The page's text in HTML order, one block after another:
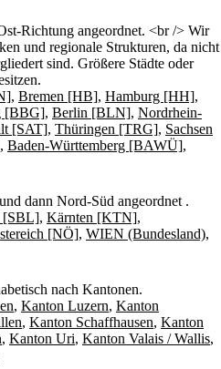
Richtung angeordnet. <br /> Wir
und regionale Strukturen, da nicht
sind. Größere Städte oder
, Bremen [HB], Hamburg [HH],
[BBG], Berlin [BLN], Nordrhein-
[SAT], Thüringen [TRG], Sachsen
, Baden-Württemberg [BAWÜ],
dann Nord-Süd angeordnet .
[SBL], Kärnten [KTN],
[NÖ], WIEN (Bundesland),
nach Kantonen.
, Kanton Luzern, Kanton
, Kanton Schaffhausen, Kanton
, Kanton Uri, Kanton Valais / Wallis,